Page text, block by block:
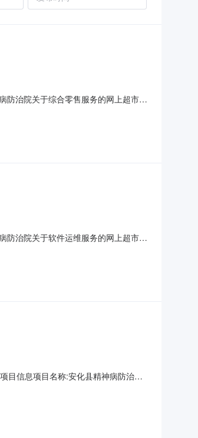
防治院关于综合零售服务的网上超市采
防治院关于软件运维服务的网上超市采
目信息项目名称:安化县精神病防治院